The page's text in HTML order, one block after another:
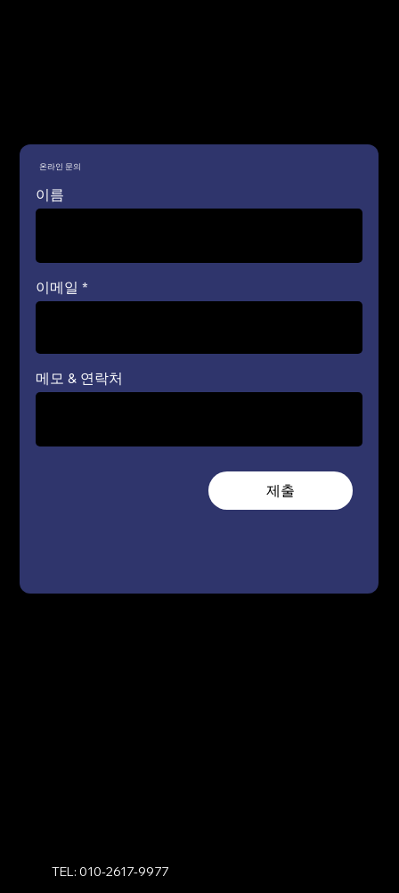
​온라인 문의
이름
이메일
메모 & 연락처
제출
TEL: 010-2617-9977